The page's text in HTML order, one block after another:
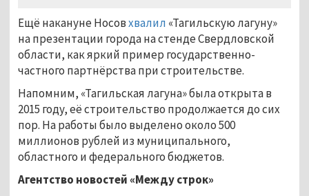
Ещё накануне Носовхвалил «Тагильскую лагуну»
на презентации города на стенде Свердловской
области, как яркий пример государственно-
частного партнёрства при строительстве.
Напомним, «Тагильская лагуна» была открыта в
2015 году, её строительство продолжается до сих
пор. На работы было выделено около 500
миллионов рублей из муниципального,
областного и федерального бюджетов.
Агентство новостей «Между строк»